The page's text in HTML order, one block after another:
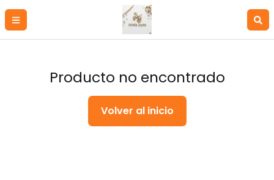
Producto no encontrado
Volver al inicio